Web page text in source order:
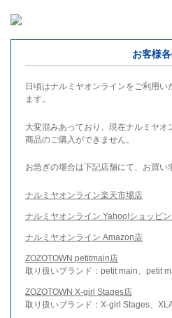
お客様
日頃はナルミヤオンラインをご利用
ます。
大変混みあっており、現在ナルミヤオ
商品のご購入ができません。
お急ぎの場合は下記店舗にて、お買い
ナルミヤオンライン楽天市場店
ナルミヤオンライン Yahoo!ショッピ
ナルミヤオンライン Amazon店
ZOZOTOWN petitmain店
取り扱いブランド：petit main、petit
ZOZOTOWN X-girl Stages店
取り扱いブランド：X-girl Stages、